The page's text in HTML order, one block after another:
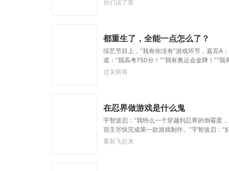
你们说了算
都重生了，全能一点怎么了？
综艺节目上，“我有你没有”游戏环节，嘉宾A
道：“我高考750分！”“我有奥运会金牌！”“
过关斩将
在忍界做游戏是什么鬼
宇智波启：“我特么一个穿越到忍界的倒霉蛋
宿主尽快完成第一款游戏制作。”宇智波启：
忍界多了一个用写轮眼制作阴间游戏报复世界
重新飞起来